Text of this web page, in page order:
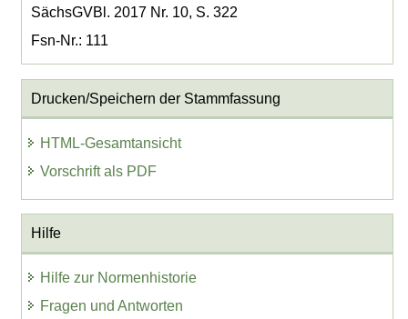
SächsGVBl. 2017 Nr. 10, S. 322
Fsn-Nr.: 111
Drucken/Speichern der Stammfassung
HTML-Gesamtansicht
Vorschrift als PDF
Hilfe
Hilfe zur Normenhistorie
Fragen und Antworten